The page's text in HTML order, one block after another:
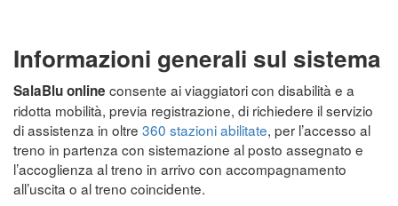
Informazioni generali sul sistema
SalaBlu online consente ai viaggiatori con disabilità e a
ridotta mobilità, previa registrazione, di richiedere il servizio
di assistenza in oltre 360 stazioni abilitate, per l’accesso al
treno in partenza con sistemazione al posto assegnato e
l’accoglienza al treno in arrivo con accompagnamento
all’uscita o al treno coincidente.